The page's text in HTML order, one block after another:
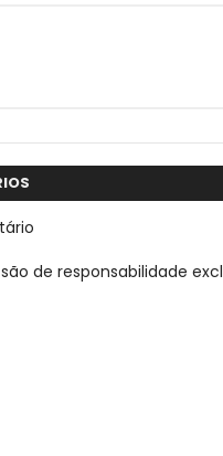
de responsabilidade